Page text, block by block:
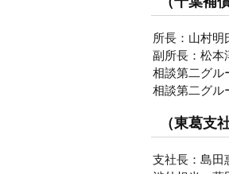
所長：山村明
副所長：松本
相談第二グル
相談第二グル
（東葛支社
支社長：島田